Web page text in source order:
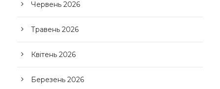
Червень 2026
Травень 2026
Квітень 2026
Березень 2026